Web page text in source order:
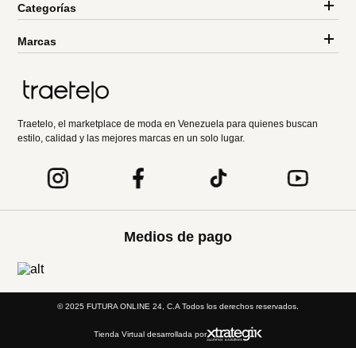
Categorías
Marcas
Traetelo, el marketplace de moda en Venezuela para quienes buscan
estilo, calidad y las mejores marcas en un solo lugar.
Medios de pago
© 2025 FUTURA ONLINE 24, C.A Todos los derechos reservados.
Tienda Virtual desarrollada por